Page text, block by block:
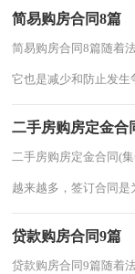
简易购房合同8篇
简易购房合同8篇随着
它也是减少和防止发
的呢？下面是小编为大
二手房购房定金合
二手房购房定金合同(
越来越多，签订合同
关的合同到底怎么写呢
贷款购房合同9篇
贷款购房合同9篇随着